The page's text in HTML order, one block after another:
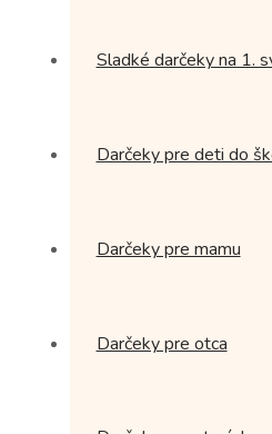
Sladké darčeky na 1.
Darčeky pre deti do
Darčeky pre mamu
Darčeky pre otca